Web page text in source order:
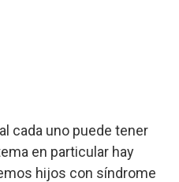
cada uno puede tener
en particular hay
hijos con síndrome